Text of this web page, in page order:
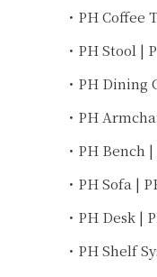
・PH Coffee
・PH Stool |
・PH Dining
・PH
・PH Bench |
・PH Sofa |
・PH Desk |
・PH Shelf